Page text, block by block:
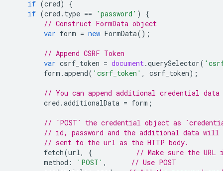
if (cred)
{
if (cred . type == 'password' )
{
// Construct FormData object
var form = new FormData();
// Append CSRF Token
var csrf_token = document.querySelector(
form .append( 'csrf_token' , csrf_token);
// You can append additional credential
cred .additionalData = form ;
// `POST` the credential object as
// id, password and the additional data will
// sent to the url as the HTTP body.
fetch(url, {
// Make sure the URL
method : 'POST' ,
// Use POST